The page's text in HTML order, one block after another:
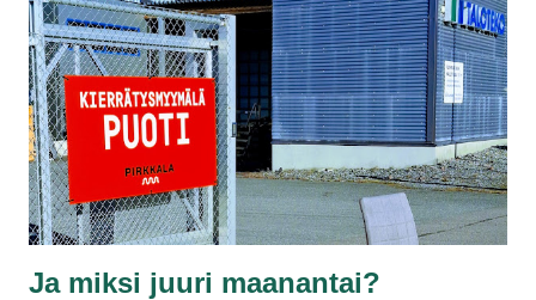
Ja miksi juuri maanantai?